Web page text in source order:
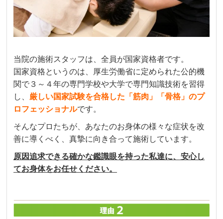
当院の施術スタッフは、全員が国家資格者です。
国家資格というのは、厚生労働省に定められた公的機
関で３～４年の専門学校や大学で専門知識技術を習得
し、 厳しい国家試験を合格した「筋肉」「骨格」のプ
ロフェッショナルです。
そんなプロたちが、あなたのお身体の様々な症状を改
善に導くべく、真摯に向き合って施術しています。
原因追求できる確かな鑑識眼を持った私達に、安心し
てお身体をお任せください。